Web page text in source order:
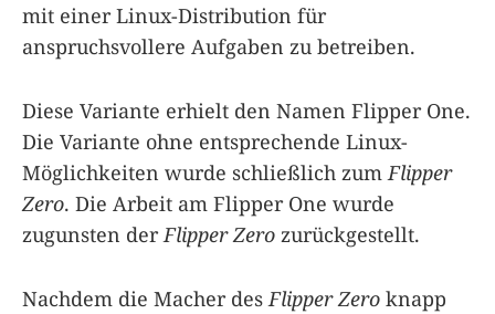
mit einer Linux-Distribution für
anspruchsvollere Aufgaben zu betreiben.
Diese Variante erhielt den Namen Flipper One.
Die Variante ohne entsprechende Linux-
Möglichkeiten wurde schließlich zumFlipper
Zero. Die Arbeit am Flipper One wurde
zugunsten derFlipper Zero zurückgestellt.
Nachdem die Macher desFlipper Zero knapp